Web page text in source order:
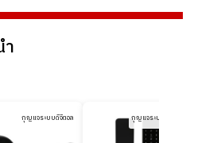
กุญแจระบบดิจิตอล กุญแจระบบดิจิตอล